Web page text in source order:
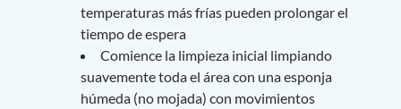
temperaturas más frías pueden prolongar el
tiempo de espera
Comience la limpieza inicial limpiando
suavemente toda el área con una esponja
húmeda (no mojada) con movimientos